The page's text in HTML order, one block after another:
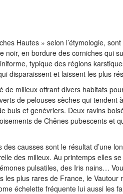
Hautes » selon l’étymologie,
noir, en bordure des corniches qui
typique des régions
disparaissent et laissent les plus
de milieux offrant divers habitats
de pelouses sèches qui tendent
buis et genévriers. Deux ravins
de Chênes pubescents et
causses sont le résultat d’une
des milieux. Au printemps elles
pulsatiles, des Iris nains…
les plus rares de France, le Vautour
échelette fréquente lui aussi les